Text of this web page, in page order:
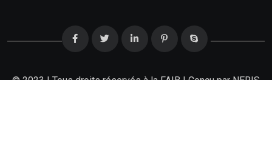
© 2023 | Tous droits réservés à la FAIB | Conçu parNERIS